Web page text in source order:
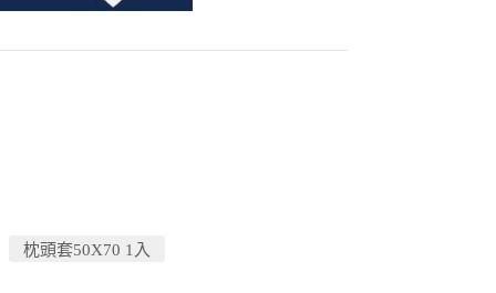
枕頭套50X70 1入